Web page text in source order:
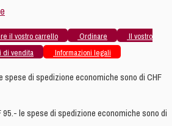
il vostro carrello Ordinare
Il vostro
di vendita Informazioni legali
spese di spedizione economiche sono di CHF
95.- le spese di spedizione economiche sono di